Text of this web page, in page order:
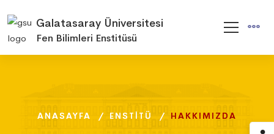
Galatasaray Üniversitesi
Fen Bilimleri Enstitüsü
ANASAYFA ENSTITÜ HAKKIMIZDA
ANASAYFA ENSTITÜ HAKKIMIZDA
ANASAYFA ENSTITÜ HAKKIMIZDA